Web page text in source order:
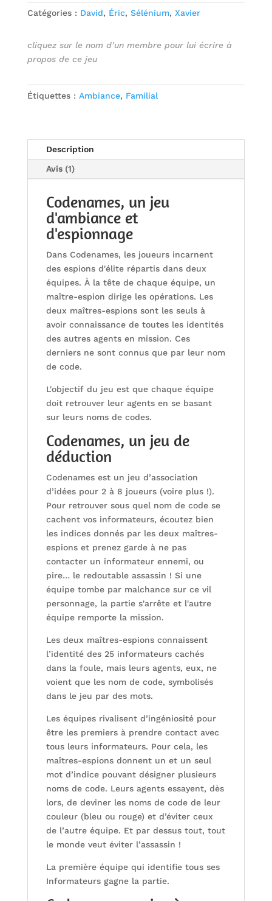
Catégories : David, Éric, Sélénium, Xavier
cliquez sur le nom d’un membre pour lui écrire à
propos de ce jeu
Étiquettes : Ambiance, Familial
Description
Avis (1)
Codenames, un jeu
d'ambiance et
d'espionnage
Dans Codenames, les joueurs incarnent
des espions d'élite répartis dans deux
équipes. À la tête de chaque équipe, un
maître-espion dirige les opérations. Les
deux maîtres-espions sont les seuls à
avoir connaissance de toutes les identités
des autres agents en mission. Ces
derniers ne sont connus que par leur nom
de code.
L'objectif du jeu est que chaque équipe
doit retrouver leur agents en se basant
sur leurs noms de codes.
Codenames, un jeu de
déduction
Codenames est un jeu d’association
d’idées pour 2 à 8 joueurs (voire plus !).
Pour retrouver sous quel nom de code se
cachent vos informateurs, écoutez bien
les indices donnés par les deux maîtres-
espions et prenez garde à ne pas
contacter un informateur ennemi, ou
pire… le redoutable assassin ! Si une
équipe tombe par malchance sur ce vil
personnage, la partie s'arrête et l'autre
équipe remporte la mission.
Les deux maîtres-espions connaissent
l’identité des 25 informateurs cachés
dans la foule, mais leurs agents, eux, ne
voient que les nom de code, symbolisés
dans le jeu par des mots.
Les équipes rivalisent d’ingéniosité pour
être les premiers à prendre contact avec
tous leurs informateurs. Pour cela, les
maîtres-espions donnent un et un seul
mot d’indice pouvant désigner plusieurs
noms de code. Leurs agents essayent, dès
lors, de deviner les noms de code de leur
couleur (bleu ou rouge) et d’éviter ceux
de l’autre équipe. Et par dessus tout, tout
le monde veut éviter l’assassin !
La première équipe qui identifie tous ses
Informateurs gagne la partie.